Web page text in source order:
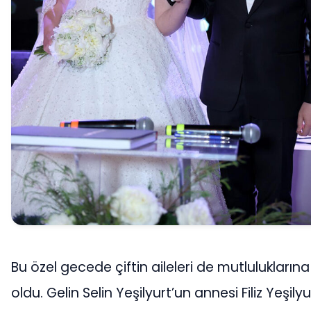
Bu özel gecede çiftin aileleri de
oldu. Gelin Selin Yeşilyurt’un annesi Filiz